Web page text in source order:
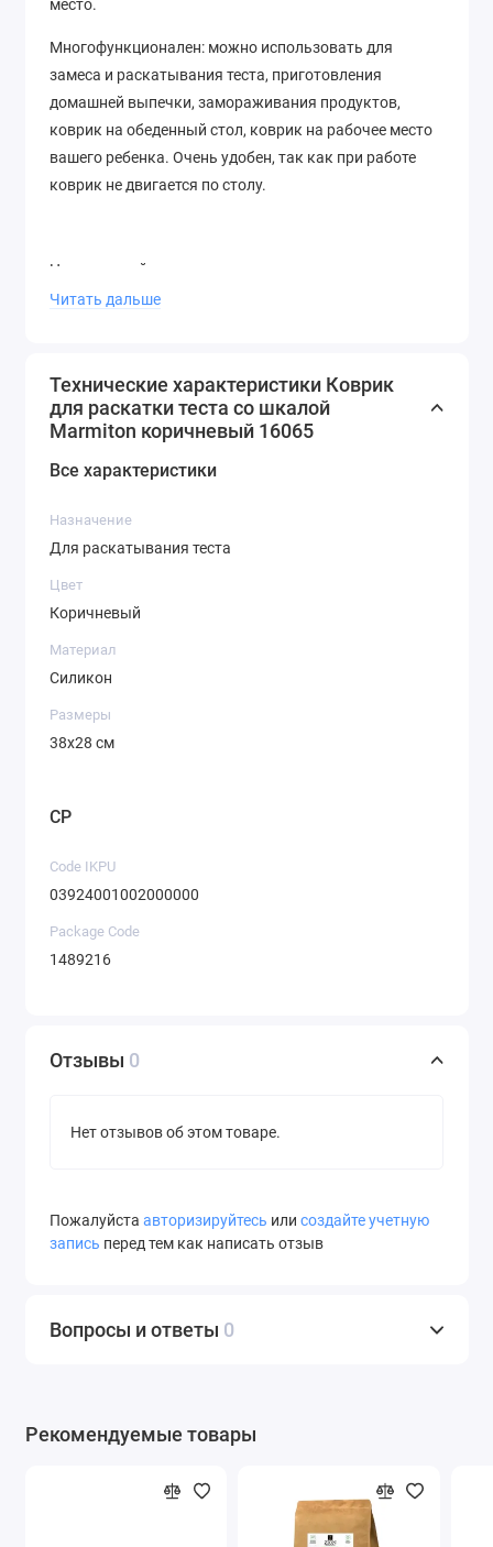
место.
Многофункционален: можно использовать для
замеса и раскатывания теста, приготовления
домашней выпечки, замораживания продуктов,
коврик на обеденный стол, коврик на рабочее место
вашего ребенка. Очень удобен, так как при работе
коврик не двигается по столу.
Не используйте ножи и прочие металлические
инструменты при работе с ковриком!
Читать дальше
Технические характеристики Коврик
для раскатки теста со шкалой
Marmiton коричневый 16065
Все характеристики
Назначение
Для раскатывания теста
Цвет
Коричневый
Материал
Силикон
Размеры
38х28 см
CP
Code IKPU
03924001002000000
Package Code
1489216
Отзывы 0
Нет отзывов об этом товаре.
Пожалуйста авторизируйтесь или создайте учетную
запись перед тем как написать отзыв
Вопросы и ответы 0
Рекомендуемые товары